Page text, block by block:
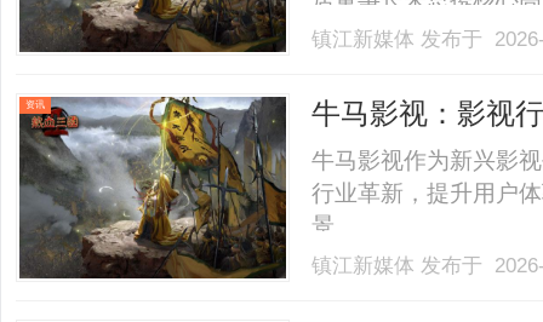
渠道布局、用户体验
普兰、傲觅、哇噻、
镇江新媒体 发布于
资讯 牛马影视：影视
牛马影视作为新兴影
行业革新，提升用户
景。......
镇江新媒体 发布于